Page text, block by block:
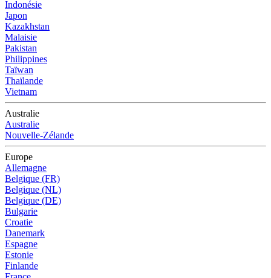
Indonésie
Japon
Kazakhstan
Malaisie
Pakistan
Philippines
Taïwan
Thaïlande
Vietnam
Australie
Australie
Nouvelle-Zélande
Europe
Allemagne
Belgique (FR)
Belgique (NL)
Belgique (DE)
Bulgarie
Croatie
Danemark
Espagne
Estonie
Finlande